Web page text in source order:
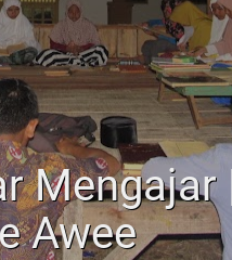
Mengajar
Awee